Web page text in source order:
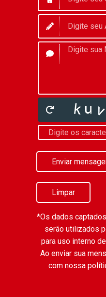
Enviar
Limpar
*Os dados
serão utilizados
para uso interno
Ao enviar sua
com nossa